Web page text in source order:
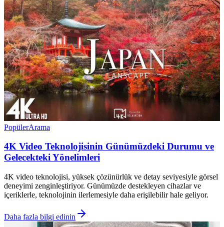
PopülerArama
4K Video Teknolojisinin Günümüzdeki Durumu ve
Gelecekteki Yönelimleri
4K video teknolojisi, yüksek çözünürlük ve detay seviyesiyle görsel
deneyimi zenginleştiriyor. Günümüzde destekleyen cihazlar ve
içeriklerle, teknolojinin ilerlemesiyle daha erişilebilir hale geliyor.
Daha fazla bilgi edinin